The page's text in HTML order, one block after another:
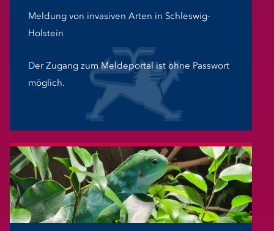
Meldung von invasiven Arten in Schleswig-
Holstein
Der Zugang zum Meldeportal ist ohne Passwort
möglich.